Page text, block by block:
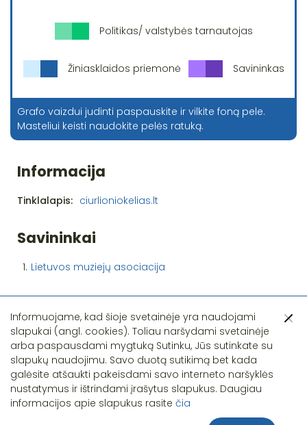
Politikas/ valstybės tarnautojas
Žiniasklaidos priemonė Savininkas
Grafo vaizdui judinti paspauskite ir vilkite foną pele.
Masteliui keisti naudokite pelės ratuką.
Informacija
Tinklalapis: ciurlioniokelias.lt
Savininkai
1. Lietuvos muziejų asociacija
Pastebėjote klaidą?
Informuojame, kad šioje svetainėje yra naudojami
slapukai (angl. cookies). Toliau naršydami svetainėje
arba paspausdami mygtuką Sutinku, Jūs sutinkate su
slapukų naudojimu. Savo duotą sutikimą bet kada
galėsite atšaukti pakeisdami savo interneto naršyklės
nustatymus ir ištrindami įrašytus slapukus. Daugiau
informacijos apie slapukus rasite čia